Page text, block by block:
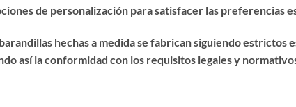
de personalización para satisfacer las preferencias
hechas a medida se fabrican siguiendo estrictos
así la conformidad con los requisitos legales y